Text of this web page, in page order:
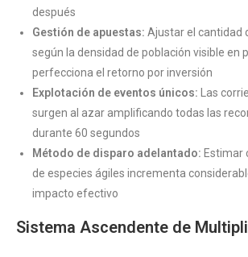
después
Gestión de apuestas: Ajustar el cantidad
según la densidad de población visible en
perfecciona el retorno por inversión
Explotación de eventos únicos: Las
surgen al azar amplificando todas las
durante 60 segundos
Método de disparo adelantado: Estimar
de especies ágiles incrementa
impacto efectivo
Sistema Ascendente de